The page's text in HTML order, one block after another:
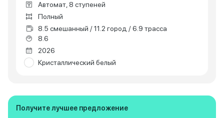
Автомат, 8 ступеней
Полный
8.5 смешанный / 11.2 город / 6.9 трасса
8.6
2026
Кристаллический белый
Получите лучшее предложение